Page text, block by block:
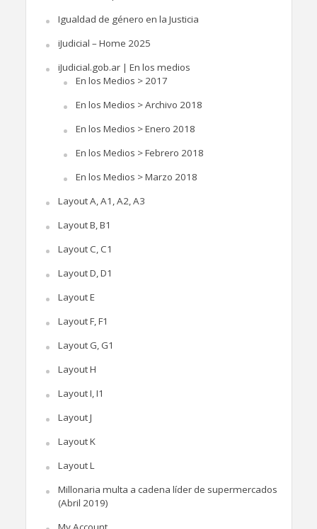
Igualdad de género en la Justicia
iJudicial – Home 2025
iJudicial.gob.ar | En los medios
En los Medios > 2017
En los Medios > Archivo 2018
En los Medios > Enero 2018
En los Medios > Febrero 2018
En los Medios > Marzo 2018
Layout A, A1, A2, A3
Layout B, B1
Layout C, C1
Layout D, D1
Layout E
Layout F, F1
Layout G, G1
Layout H
Layout I, I1
Layout J
Layout K
Layout L
Millonaria multa a cadena líder de supermercados
(Abril 2019)